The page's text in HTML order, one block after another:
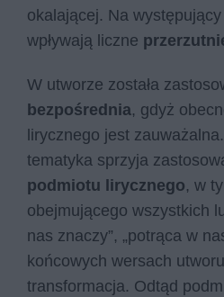
okalającej. Na
wpływają liczne
W utworze została
bezpośrednia, gdyż
lirycznego jest
tematyka sprzyja
podmiotu lirycznego, w
obejmującego wszystkich
nas znaczy”, „potrąca w
końcowych wersach
transformacja. Odtąd